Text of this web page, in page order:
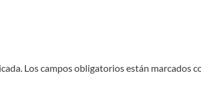
Los campos obligatorios están marcados